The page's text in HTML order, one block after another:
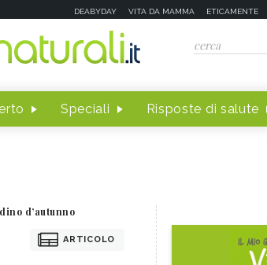
DEABYDAY VITA DA MAMMA ETICAMENTE
Speciali Risposte di salute
d’autunno
ARTICOLO